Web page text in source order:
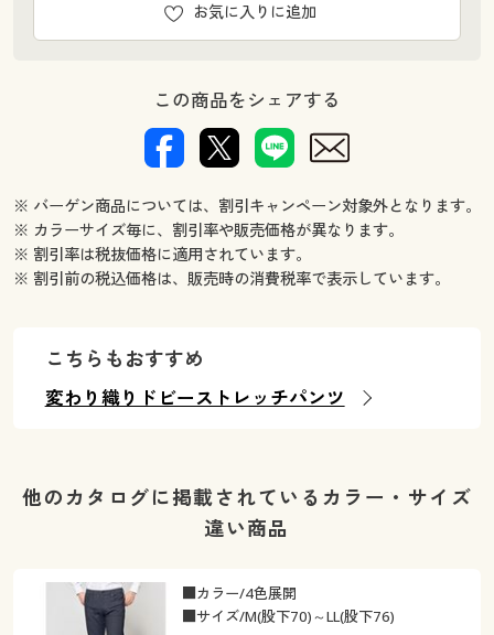
お気に入りに追加
この商品をシェアする
※ バーゲン商品については、割引キャンペーン対象外となります。
※ カラーサイズ毎に、割引率や販売価格が異なります。
※ 割引率は税抜価格に適用されています。
※ 割引前の税込価格は、販売時の消費税率で表示しています。
こちらもおすすめ
変わり織りドビーストレッチパンツ
他のカタログに掲載されているカラー・サイズ
違い商品
■カラー/4色展開
■サイズ/M(股下70)～LL(股下76)